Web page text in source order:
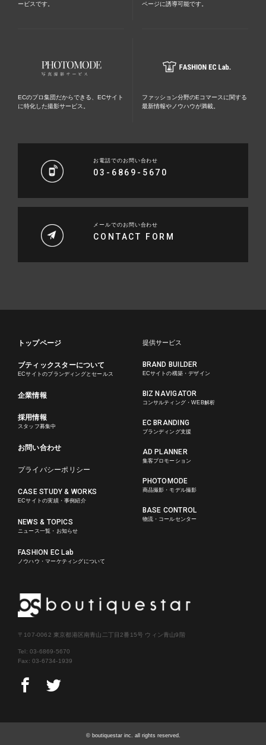
ービスです。
ページに誘導可能です。
ECのプロ集団だからできる、ECサイト
に特化した撮影サービス。
ファッション分野のEコマースに関する
最新情報やノウハウが満載。
お電話でのお問い合わせ
03-6869-5670
メールでのお問い合わせ
CONTACT FORM
トップページ
ブティックスターについて
ECサイトのブランディングとセールス
企業情報
採用情報
スタッフ募集中
お問い合わせ
プライバシーポリシー
CASE STUDY & WORKS
ECサイトの実績・事例紹介
NEWS & TOPICS
ニュース一覧・お知らせ
FASHION EC Lab
ノウハウ・マーケティングについて
提供サービス
BRAND BUILDER
ECサイトの構築・デザイン
BIZ NAVIGATOR
コンサルティング・WEB解析
EC BRANDING
ブランディング支援
AD PLANNER
集客プロモーション
PHOTOMODE
商品撮影・モデル撮影
BASE CONTROL
物流・コールセンター
〒107-0062 東京都港区南青山二丁目2番15号 ウィン青山9階
Tel: 03-6869-5670
Fax: 03-6734-1939
© boutiquestar inc. all rights reserved.